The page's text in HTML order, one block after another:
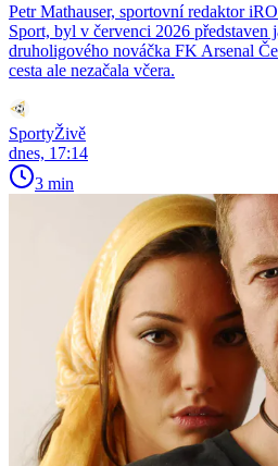
Petr Mathauser, sportovní redaktor
Sport, byl v červenci 2026 představen
druholigového nováčka FK Arsenal
cesta ale nezačala včera.
SportyŽivě
dnes, 17:14
3 min